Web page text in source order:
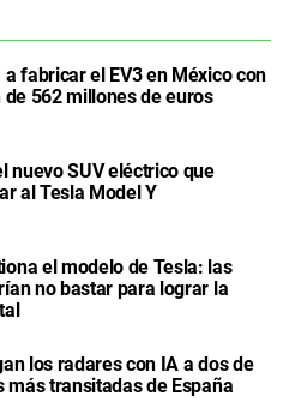
a fabricar el EV3 en México con
562 millones de euros
nuevo SUV eléctrico que
al Tesla Model Y
el modelo de Tesla: las
no bastar para lograr la
los radares con IA a dos de
más transitadas de España